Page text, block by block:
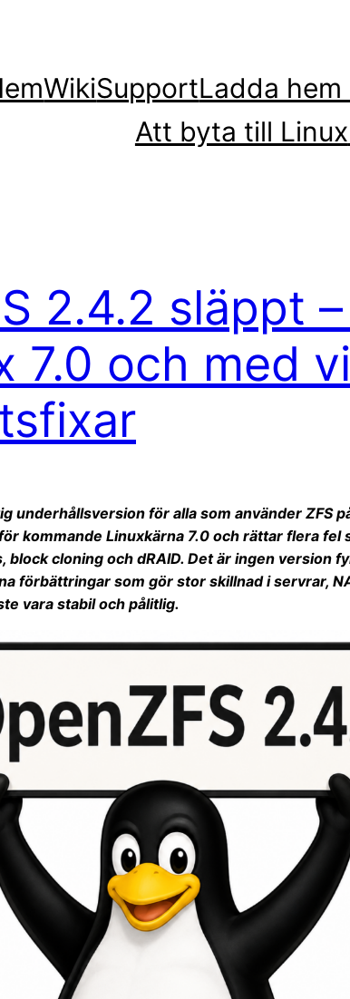
WikiSupportLadda hem
Att byta till Linux
2.4.2 släppt
7.0 och med
underhållsversion för alla som använder ZFS
kommande Linuxkärna 7.0 och rättar flera fel
cloning och dRAID. Det är ingen version
förbättringar som gör stor skillnad i servrar,
vara stabil och pålitlig.